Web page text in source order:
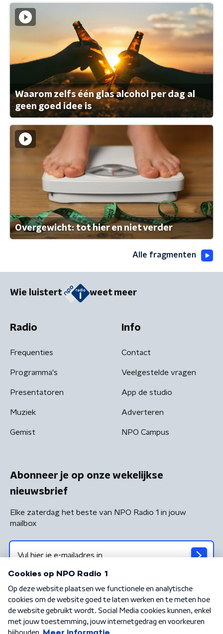
Waarom zelfs één glas alcohol per dag al
geen goed idee is
Overgewicht: tot hier en niet verder
Alle fragmenten
Wie luistert weet meer
Radio
Frequenties
Programma's
Presentatoren
Muziek
Gemist
Info
Contact
Veelgestelde vragen
App de studio
Adverteren
NPO Campus
Abonneer je op onze wekelijkse
nieuwsbrief
Elke zaterdag het beste van NPO Radio 1 in jouw
mailbox
Algemene voorwaarden